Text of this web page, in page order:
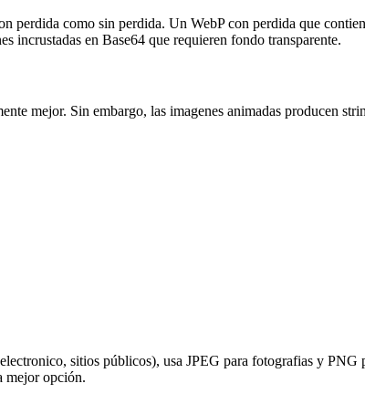
perdida como sin perdida. Un WebP con perdida que
incrustadas en Base64 que requieren fondo transparente.
mejor. Sin embargo, las imagenes animadas producen
sitios públicos), usa JPEG para fotografias y
mejor opción.